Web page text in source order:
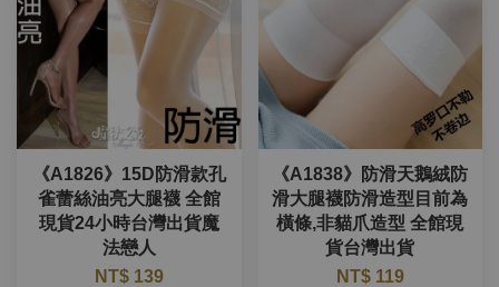
《A1826》15D防滑款孔
雀蕾絲油亮大腿襪 全館
現貨24小時台灣出貨魔
法戀人
NT$ 139
《A1838》防滑天鵝絨防
滑大腿襪防滑造型目前為
橫條,非貓爪造型 全館現
貨台灣出貨
NT$ 119